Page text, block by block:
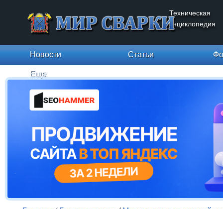
Техническая
энциклопедия
Новости Статьи
Еще